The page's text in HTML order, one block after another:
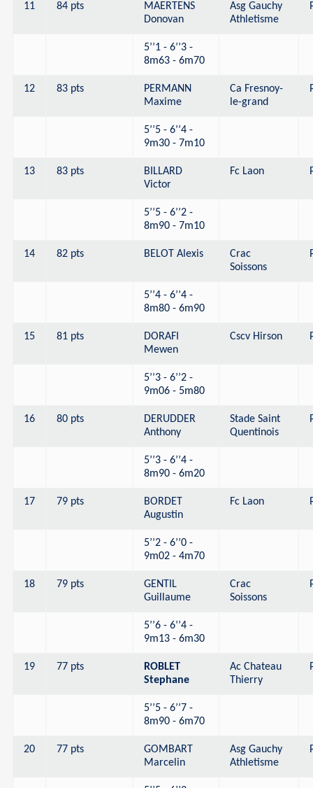
11 84 pts
MAERTENS
Donovan
Asg Gauchy
Athletisme
5’’1 - 6’’3 -
8m63 - 6m70
12 83 pts
PERMANN
Maxime
Ca Fresnoy-
le-grand
5’’5 - 6’’4 -
9m30 - 7m10
13 83 pts
BILLARD
Victor
Fc Laon
5’’5 - 6’’2 -
8m90 - 7m10
14 82 pts BELOT Alexis
Crac
Soissons
5’’4 - 6’’4 -
8m80 - 6m90
15 81 pts
DORAFI
Mewen
Cscv Hirson
5’’3 - 6’’2 -
9m06 - 5m80
16 80 pts
DERUDDER
Anthony
Stade Saint
Quentinois
5’’3 - 6’’4 -
8m90 - 6m20
17 79 pts
BORDET
Augustin
Fc Laon
5’’2 - 6’’0 -
9m02 - 4m70
18 79 pts
GENTIL
Guillaume
Crac
Soissons
5’’6 - 6’’4 -
9m13 - 6m30
19 77 pts
ROBLET
Stephane
Ac Chateau
Thierry
5’’5 - 6’’7 -
8m90 - 6m70
20 77 pts
GOMBART
Marcelin
Asg Gauchy
Athletisme